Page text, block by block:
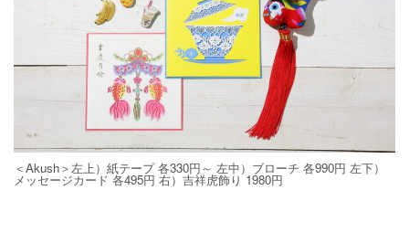
＜Akush＞左上）紙テープ 各330円～ 左中）ブローチ 各990円 左下）
メッセージカード 各495円 右）吉祥虎飾り 1980円